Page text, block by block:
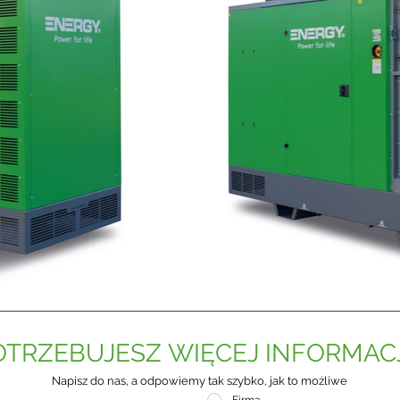
WIĘCEJ
Napisz do nas, a odpowiemy tak szybko, jak to możliwe